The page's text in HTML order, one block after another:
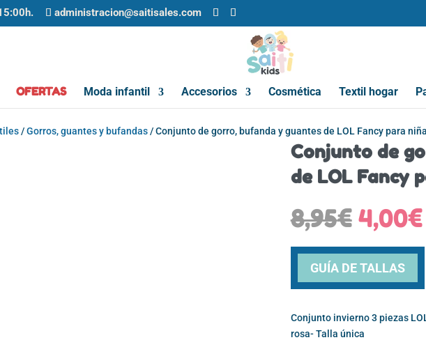
administracion@saitisales.com
OFERTAS Moda infantil Accesorios Cosmética Textil hogar
/Gorros, guantes y bufandas/ Conjunto de gorro, bufanda y guantes de LOL Fancy para
Conjunto de
de LOL Fancy
8,95€ El
era:
8,95€.
4,00€
GUÍA DE TALLAS
Conjunto invierno 3 piezas
rosa- Talla única